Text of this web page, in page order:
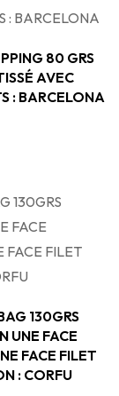
80 GRS
AVEC
: BARCELONA
130GRS
UNE FACE
FACE FILET
: CORFU